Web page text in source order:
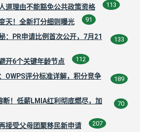
道理由不能豁免公共政策资格 113
天！全新打分细则曝光 91
：PR申请比例首次公开，7月21
133
开6个关键年龄节点 112
OWPS评分标准详解，积分竞争
189
断！低薪LMIA红利彻底燃尽，加
70
接受父母团聚移民新申请 207